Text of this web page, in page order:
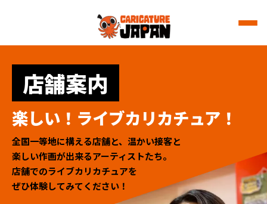
店舗案内
楽しい！ライブカリカチュア！
全国一等地に構える店舗と、温かい接客と
楽しい作画が出来るアーティストたち。
店舗でのライブカリカチュアを
ぜひ体験してみてください！